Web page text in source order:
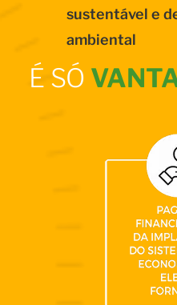
sustentável e
ambiental
É SÓ